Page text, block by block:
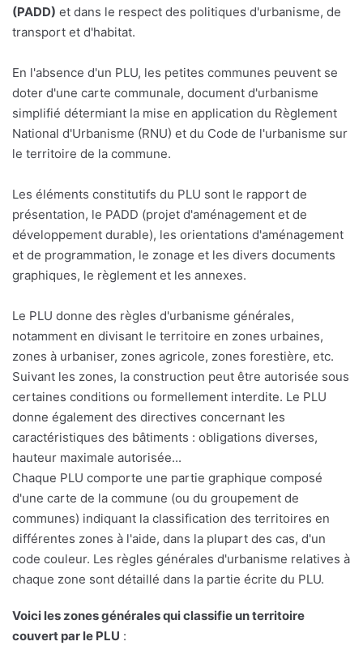
(PADD) et dans le respect des politiques d'urbanisme, de
transport et d'habitat.
En l'absence d'un PLU, les petites communes peuvent se
doter d'une carte communale, document d'urbanisme
simplifié détermiant la mise en application du Règlement
National d'Urbanisme (RNU) et du Code de l'urbanisme sur
le territoire de la commune.
Les éléments constitutifs du PLU sont le rapport de
présentation, le PADD (projet d'aménagement et de
développement durable), les orientations d'aménagement
et de programmation, le zonage et les divers documents
graphiques, le règlement et les annexes.
Le PLU donne des règles d'urbanisme générales,
notamment en divisant le territoire en zones urbaines,
zones à urbaniser, zones agricole, zones forestière, etc.
Suivant les zones, la construction peut être autorisée sous
certaines conditions ou formellement interdite. Le PLU
donne également des directives concernant les
caractéristiques des bâtiments : obligations diverses,
hauteur maximale autorisée...
Chaque PLU comporte une partie graphique composé
d'une carte de la commune (ou du groupement de
communes) indiquant la classification des territoires en
différentes zones à l'aide, dans la plupart des cas, d'un
code couleur. Les règles générales d'urbanisme relatives à
chaque zone sont détaillé dans la partie écrite du PLU.
Voici les zones générales qui classifie un territoire
couvert par le PLU :